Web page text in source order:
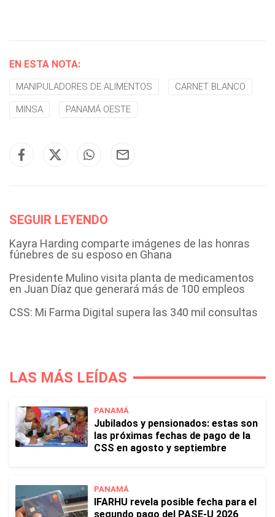
EN ESTA NOTA:
MANIPULADORES DE ALIMENTOS CARNET BLANCO
MINSA PANAMÁ OESTE
SEGUIR LEYENDO
Kayra Harding comparte imágenes de las honras
fúnebres de su esposo en Ghana
Presidente Mulino visita planta de medicamentos
en Juan Díaz que generará más de 100 empleos
CSS: Mi Farma Digital supera las 340 mil consultas
LAS MÁS LEÍDAS
PANAMÁ
Jubilados y pensionados: estas son
las próximas fechas de pago de la
CSS en agosto y septiembre
PANAMÁ
IFARHU revela posible fecha para el
segundo pago del PASE-U 2026